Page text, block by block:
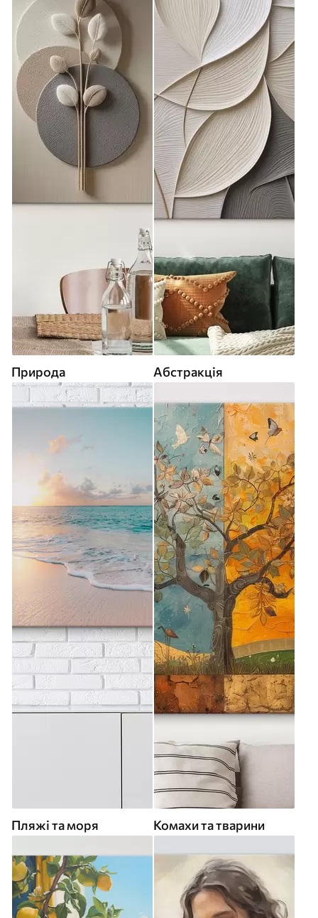
Природа Абстракція
Пляжі та моря Комахи та тварини